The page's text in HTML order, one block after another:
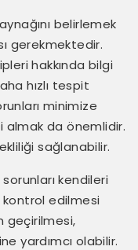
belirlemek
gerekmektedir.
hakkında bilgi
hızlı tespit
minimize
almak da önemlidir.
sağlanabilir.
kendileri
kontrol edilmesi
geçirilmesi,
yardımcı olabilir.